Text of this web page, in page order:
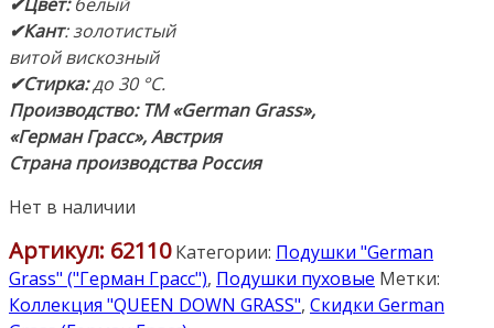
✔Кант: золотистый
витой вискозный
✔Стирка:до 30 °С.
Производство: ТМ «German Grass»,
«Герман Грасс», Австрия
Страна производства Россия
Нет в наличии
Артикул: 62110 Категории: Подушки "German
Grass" ("Герман Грасс"), Подушки пуховые Метки:
Коллекция "QUEEN DOWN GRASS", Скидки German